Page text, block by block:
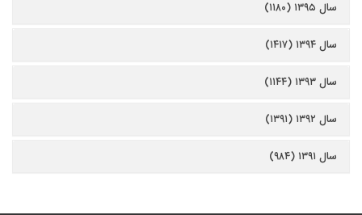
سال ۱۳۹۵ (۱۱۸۰)
سال ۱۳۹۴ (۱۴۱۷)
سال ۱۳۹۳ (۱۱۴۴)
سال ۱۳۹۲ (۱۳۹۱)
سال ۱۳۹۱ (۹۸۴)